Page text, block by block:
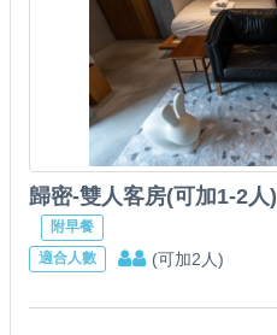
歸密-雙人客房(可加1-2人)
附早餐
適合人數
(可加2人)